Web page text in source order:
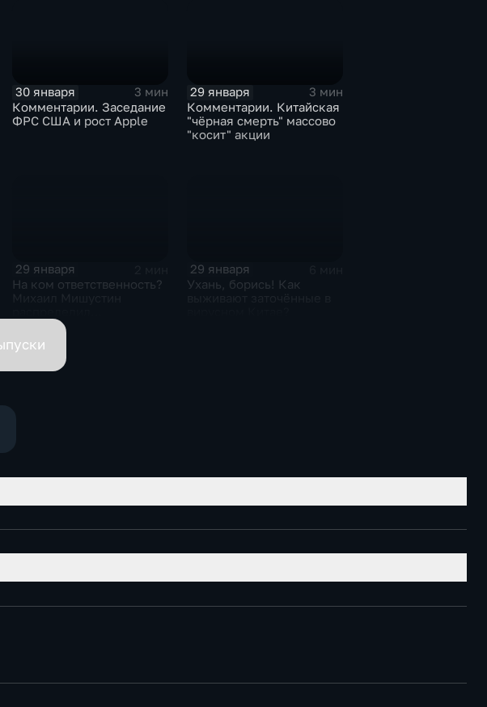
30 января
3 мин
Комментарии. Заседание
ФРС США и рост Apple
29 января
3 мин
Комментарии. Китайская
"чёрная смерть" массово
"косит" акции
29 января
На ком ответственность?
обязанности вице-
премьеров
29 января
Ухань, борись! Как